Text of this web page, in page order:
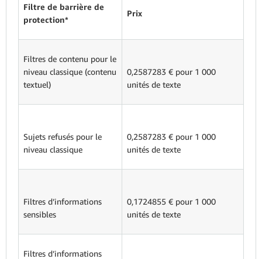
Filtre de barrière de
protection*
Prix
Filtres de contenu pour le
niveau classique (contenu
textuel)
0,2587283 € pour 1 000
unités de texte
Sujets refusés pour le
niveau classique
0,2587283 € pour 1 000
unités de texte
Filtres d’informations
sensibles
0,1724855 € pour 1 000
unités de texte
Filtres d’informations